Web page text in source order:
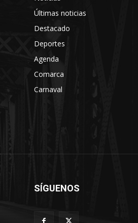
Últimas noticias
Destacado
Deportes
Agenda
Comarca
Carnaval
SÍGUENOS